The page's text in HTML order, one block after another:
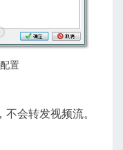
置
会转发视频流。